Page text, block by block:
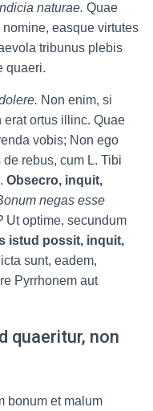
naturae. Quae
easque virtutes
tribunus plebis
quaeri.
Non enim, si
ortus illinc. Quae
vobis; Non ego
rebus, cum L. Tibi
Obsecro, inquit,
negas esse
Ut optime, secundum
istud possit, inquit,
sunt, eadem,
Pyrrhonem aut
quaeritur, non
bonum et malum